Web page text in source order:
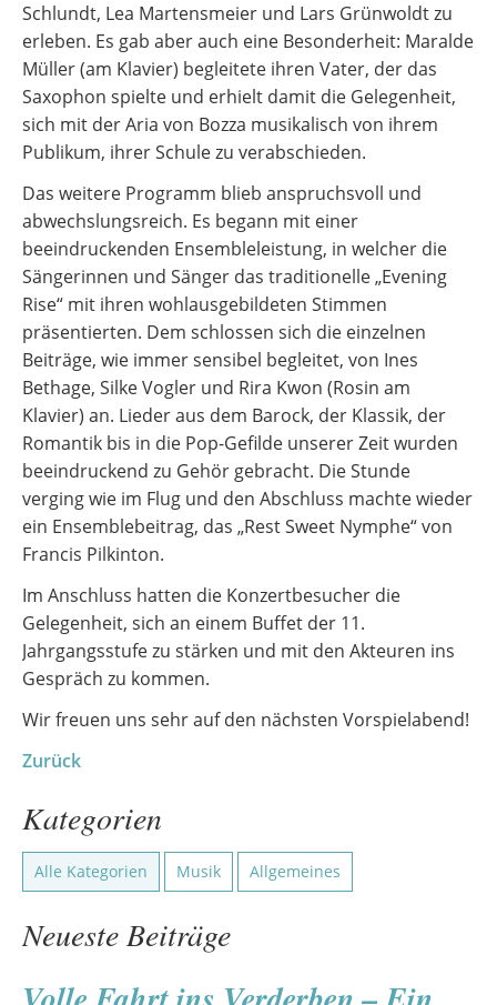
Schlundt, Lea Martensmeier und Lars Grünwoldt zu
erleben. Es gab aber auch eine Besonderheit: Maralde
Müller (am Klavier) begleitete ihren Vater, der das
Saxophon spielte und erhielt damit die Gelegenheit,
sich mit der Aria von Bozza musikalisch von ihrem
Publikum, ihrer Schule zu verabschieden.
Das weitere Programm blieb anspruchsvoll und
abwechslungsreich. Es begann mit einer
beeindruckenden Ensembleleistung, in welcher die
Sängerinnen und Sänger das traditionelle „Evening
Rise“ mit ihren wohlausgebildeten Stimmen
präsentierten. Dem schlossen sich die einzelnen
Beiträge, wie immer sensibel begleitet, von Ines
Bethage, Silke Vogler und Rira Kwon (Rosin am
Klavier) an. Lieder aus dem Barock, der Klassik, der
Romantik bis in die Pop-Gefilde unserer Zeit wurden
beeindruckend zu Gehör gebracht. Die Stunde
verging wie im Flug und den Abschluss machte wieder
ein Ensemblebeitrag, das „Rest Sweet Nymphe“ von
Francis Pilkinton.
Im Anschluss hatten die Konzertbesucher die
Gelegenheit, sich an einem Buffet der 11.
Jahrgangsstufe zu stärken und mit den Akteuren ins
Gespräch zu kommen.
Wir freuen uns sehr auf den nächsten Vorspielabend!
Zurück
Kategorien
Alle Kategorien Musik Allgemeines
Neueste Beiträge